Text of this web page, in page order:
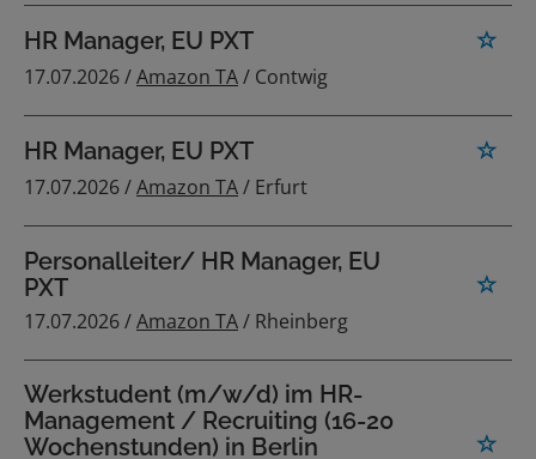
HR Manager, EU PXT
17.07.2026 /Amazon TA/ Contwig
HR Manager, EU PXT
17.07.2026 /Amazon TA/ Erfurt
Personalleiter/ HR Manager, EU
PXT
17.07.2026 /Amazon TA/ Rheinberg
Werkstudent (m/w/d) im HR-
Management / Recruiting (16-20
Wochenstunden) in Berlin